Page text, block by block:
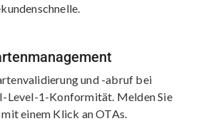
und -abruf bei
Level-1-Konformität. Melden Sie
einem Klick an OTAs.